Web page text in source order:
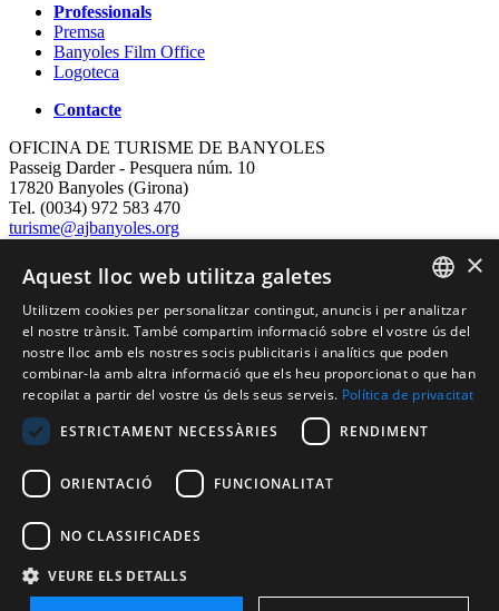
Professionals
Premsa
Banyoles Film Office
Logoteca
Contacte
OFICINA DE TURISME DE BANYOLES
Passeig Darder - Pesquera núm. 10
17820 Banyoles (Girona)
Tel. (0034) 972 583 470
turisme@ajbanyoles.org
Segueix-nos
Amb el suport de:
CATALAN
ENGLISH
FRENCH
SPANISH
×
Aquest lloc web utilitza galetes
Utilitzem cookies per personalitzar contingut, anuncis i per analitzar
el nostre trànsit. També compartim informació sobre el vostre ús del
nostre lloc amb els nostres socis publicitaris i analítics que poden
combinar-la amb altra informació que els heu proporcionat o que han
recopilat a partir del vostre ús dels seus serveis. Política de privacitat
ESTRICTAMENT NECESSÀRIES
RENDIMENT
ORIENTACIÓ FUNCIONALITAT
NO CLASSIFICADES
VEURE ELS DETALLS